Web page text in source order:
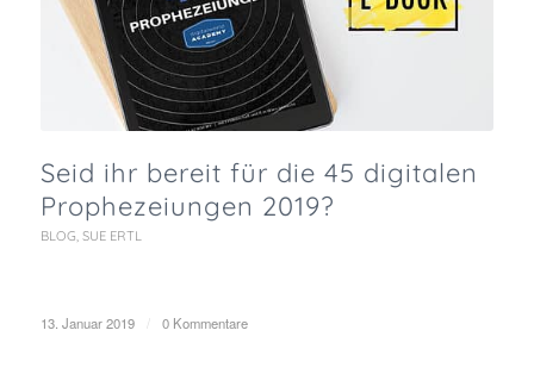
Seid ihr bereit für die 45 digitalen
Prophezeiungen 2019?
BLOG SUE ERTL
13. Januar 2019 0 Kommentare